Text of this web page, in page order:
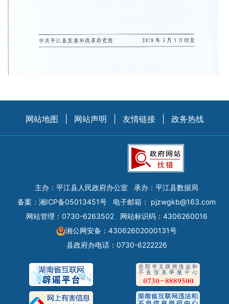
网站地图 网站声明 友情链接 政务热线
主办：平江县人民政府办公室
承办：平江县数据局
备案： 湘ICP备05013451号 电子邮箱： pjzwgkb@163.com
网站管理：0730-6263502
网站标识码：4306260016
湘公网安备：43062602000131号
县政府办电话：0730-6222226